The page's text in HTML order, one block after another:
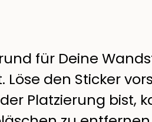
für Deine
den Sticker
Platzierung bist,